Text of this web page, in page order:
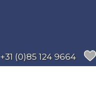
+31 (0)85 124 9664